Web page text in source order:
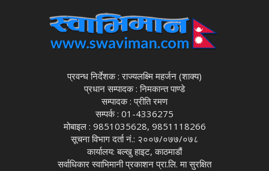
प्रवन्ध निर्देशक : राज्यलक्ष्मि महर्जन (शाक्य)
प्रधान सम्पादक : निमकान्त पाण्डे
सम्पादक : प्रीति रमण
सम्पर्क : 01-4336275
मोबाइल : 9851035628, 9851118266
सूचना विभाग दर्ता नं.: २००७/०७७/०७८
कार्यालय: बल्खु हाइट, काठमाडौं
सर्वाधिकार स्वाभिमानी प्रकाशन प्रा.लि. मा सुरक्षित